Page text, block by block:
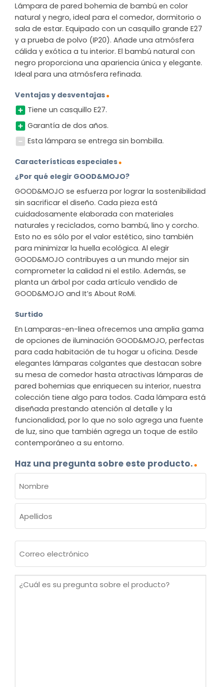
Lámpara de pared bohemia de bambú en color
natural y negro, ideal para el comedor, dormitorio o
sala de estar. Equipado con un casquillo grande E27
y a prueba de polvo (IP20). Añade una atmósfera
cálida y exótica a tu interior. El bambú natural con
negro proporciona una apariencia única y elegante.
Ideal para una atmósfera refinada.
Ventajas y desventajas
Tiene un casquillo E27.
Garantía de dos años.
Esta lámpara se entrega sin bombilla.
Características especiales
¿Por qué elegir GOOD&MOJO?
GOOD&MOJO se esfuerza por lograr la sostenibilidad
sin sacrificar el diseño. Cada pieza está
cuidadosamente elaborada con materiales
naturales y reciclados, como bambú, lino y corcho.
Esto no es sólo por el valor estético, sino también
para minimizar la huella ecológica. Al elegir
GOOD&MOJO contribuyes a un mundo mejor sin
comprometer la calidad ni el estilo. Además, se
planta un árbol por cada artículo vendido de
GOOD&MOJO and It’s About RoMi.
Surtido
En Lamparas-en-linea ofrecemos una amplia gama
de opciones de iluminación GOOD&MOJO, perfectas
para cada habitación de tu hogar u oficina. Desde
elegantes lámparas colgantes que destacan sobre
su mesa de comedor hasta atractivas lámparas de
pared bohemias que enriquecen su interior, nuestra
colección tiene algo para todos. Cada lámpara está
diseñada prestando atención al detalle y la
funcionalidad, por lo que no solo agrega una fuente
de luz, sino que también agrega un toque de estilo
contemporáneo a su entorno.
Haz una pregunta sobre este producto.
(OBLIGATORIO)
Nombre
electrónico
¿Cuál